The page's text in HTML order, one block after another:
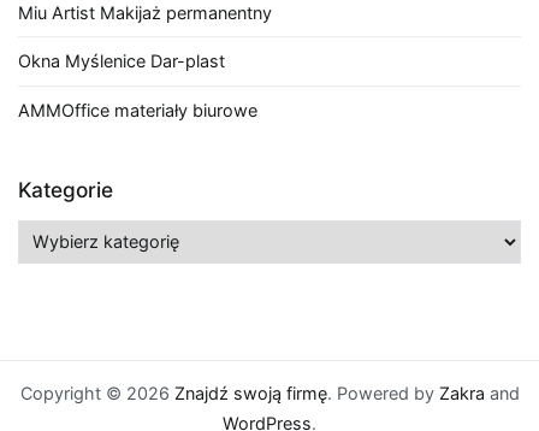
Miu Artist Makijaż permanentny
Okna Myślenice Dar-plast
AMMOffice materiały biurowe
Kategorie
Kategorie
Copyright © 2026 Znajdź swoją firmę. Powered by Zakra and
WordPress.